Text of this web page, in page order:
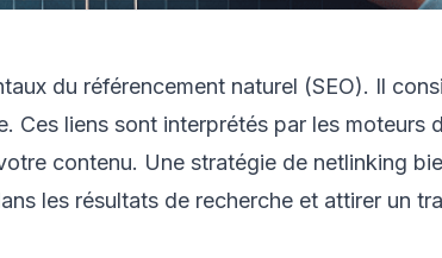
du référencement naturel (SEO). Il
Ces liens sont interprétés par les moteurs
contenu. Une stratégie de netlinking
les résultats de recherche et attirer un